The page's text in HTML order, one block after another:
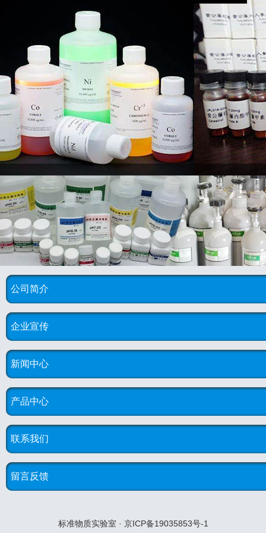
公司简介
企业宣传
新闻中心
产品中心
联系我们
留言反馈
标准物质实验室 · 京ICP备19035853号-1